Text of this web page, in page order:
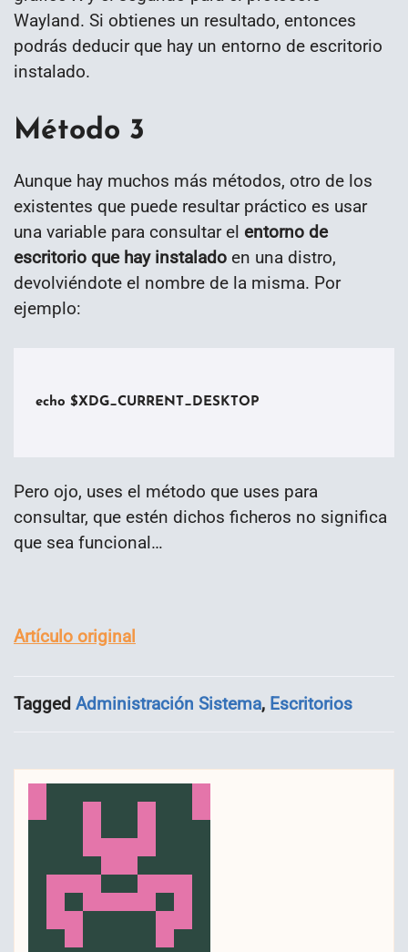
Wayland. Si obtienes un resultado, entonces
podrás deducir que hay un entorno de escritorio
instalado.
Método 3
Aunque hay muchos más métodos, otro de los
existentes que puede resultar práctico es usar
una variable para consultar el entorno de
escritorio que hay instalado en una distro,
devolviéndote el nombre de la misma. Por
ejemplo:
echo $XDG_CURRENT_DESKTOP
Pero ojo, uses el método que uses para
consultar, que estén dichos ficheros no significa
que sea funcional…
Artículo original
Tagged Administración Sistema, Escritorios